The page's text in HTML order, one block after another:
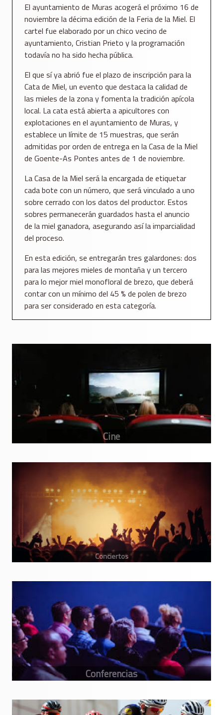
El ayuntamiento de Muras acogerá el próximo 16 de
noviembre la décima edición de la Feria de la Miel. El
cartel fue elaborado por un chico vecino de
ayuntamiento, Cristian Prieto y la programación
todavía no ha sido hecha pública.
El que sí ya abrió fue el plazo de inscripción para la
Cata de Miel, un evento que destaca la calidad de
las mieles de la zona y fomenta la tradición apícola
local. La cata está abierta a apicultores con
explotaciones en el ayuntamiento de Muras, y
establece un límite de 15 muestras, que serán
admitidas por orden de entrega en la Casa de la Miel
de Goente-As Pontes antes de 1 de noviembre.
La Casa de la Miel será la encargada de etiquetar
cada bote con un número, que será vinculado a uno
sobre cerrado con los datos del productor. Estos
sobres permanecerán guardados hasta el anuncio
de la miel ganadora, asegurando así la imparcialidad
del proceso.
En esta edición, se entregarán tres galardones: dos
para las mejores mieles de montaña y un tercero
para lo mejor miel monofloral de brezo, que deberá
contar con un mínimo del 45 % de polen de brezo
para ser considerado en esta categoría.